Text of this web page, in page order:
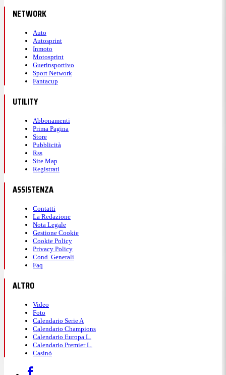
NETWORK
Auto
Autosprint
Inmoto
Motosprint
Guerinsportivo
Sport Network
Fantacup
UTILITY
Abbonamenti
Prima Pagina
Store
Pubblicità
Rss
Site Map
Registrati
ASSISTENZA
Contatti
La Redazione
Nota Legale
Gestione Cookie
Cookie Policy
Privacy Policy
Cond. Generali
Faq
ALTRO
Video
Foto
Calendario Serie A
Calendario Champions
Calendario Europa L.
Calendario Premier L.
Casinò